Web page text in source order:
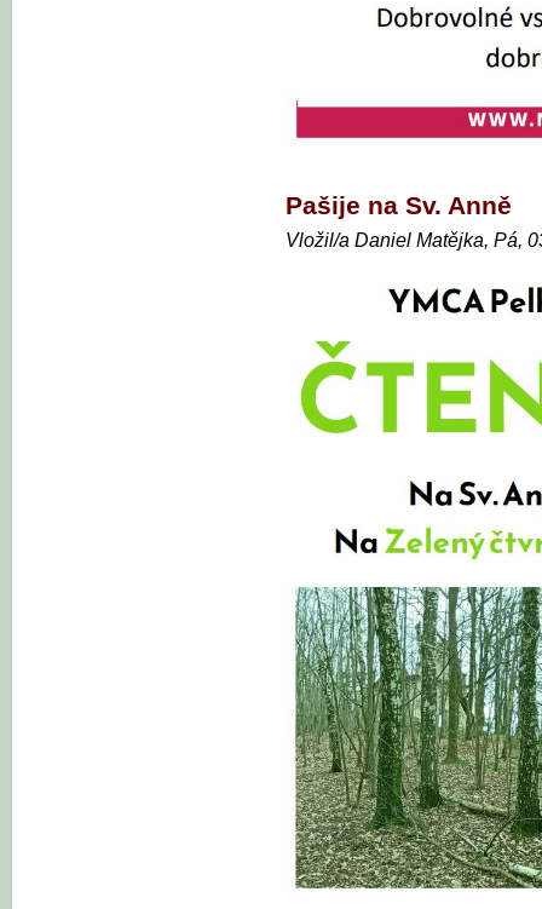
Pašije na Sv. Anně
Vložil/a Daniel Matějka, Pá,